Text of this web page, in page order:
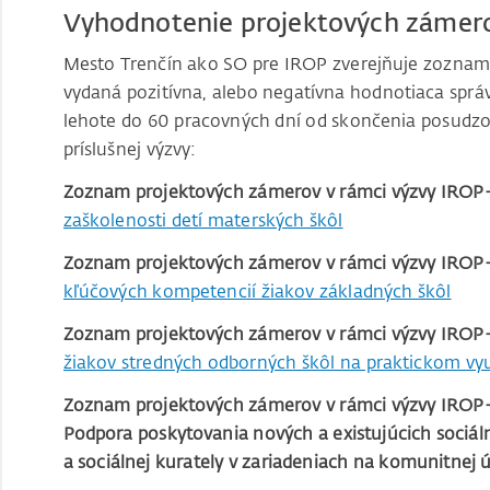
Vyhodnotenie projektových
Mesto Trenčín ako SO pre IROP zverejňuje
vydaná pozitívna, alebo negatívna hodnotiaca
lehote do 60 pracovných dní od skončenia
príslušnej výzvy:
Zoznam projektových zámerov v rámci výzvy
zaškolenosti detí materských škôl
Zoznam projektových zámerov v rámci výzvy
kľúčových kompetencií žiakov základných škôl
Zoznam projektových zámerov v rámci výzvy
žiakov stredných odborných škôl na praktickom
Zoznam projektových zámerov v rámci výzvy
Podpora poskytovania nových a existujúcich
a sociálnej kurately v zariadeniach na komunitnej